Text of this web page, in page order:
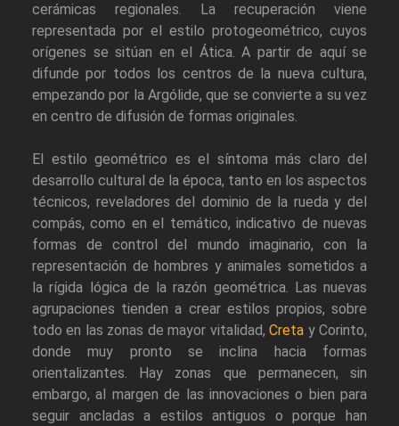
cerámicas regionales. La recuperación viene
representada por el estilo protogeométrico, cuyos
orígenes se sitúan en el Ática. A partir de aquí se
difunde por todos los centros de la nueva cultura,
empezando por la Argólide, que se convierte a su vez
en centro de difusión de formas originales.
El estilo geométrico es el síntoma más claro del
desarrollo cultural de la época, tanto en los aspectos
técnicos, reveladores del dominio de la rueda y del
compás, como en el temático, indicativo de nuevas
formas de control del mundo imaginario, con la
representación de hombres y animales sometidos a
la rígida lógica de la razón geométrica. Las nuevas
agrupaciones tienden a crear estilos propios, sobre
todo en las zonas de mayor vitalidad,Creta y Corinto,
donde muy pronto se inclina hacia formas
orientalizantes. Hay zonas que permanecen, sin
embargo, al margen de las innovaciones o bien para
seguir ancladas a estilos antiguos o porque han